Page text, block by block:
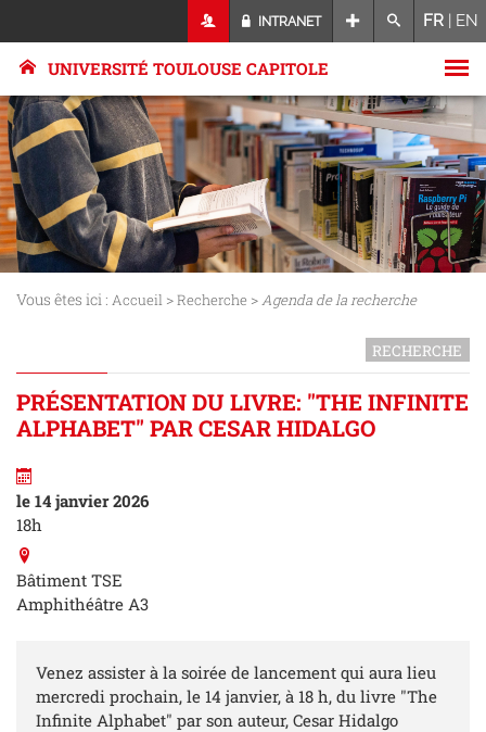
INTRANET FR | EN
UNIVERSITÉ TOULOUSE CAPITOLE
Vous êtes ici : Accueil >Recherche >Agenda de la recherche
RECHERCHE
PRÉSENTATION DU LIVRE: "THE INFINITE
ALPHABET" PAR CESAR HIDALGO
le 14 janvier 2026
18h
Bâtiment TSE
Amphithéâtre A3
Venez assister à la soirée de lancement qui aura lieu
mercredi prochain, le 14 janvier, à 18 h, du livre "The
Infinite Alphabet" par son auteur, Cesar Hidalgo